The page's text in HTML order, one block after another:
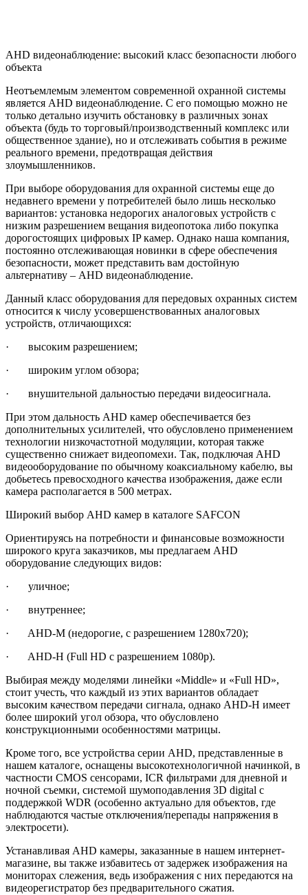
AHD видеонаблюдение: высокий класс безопасности любого
объекта
Неотъемлемым элементом современной охранной системы
является AHD видеонаблюдение. С его помощью можно не
только детально изучить обстановку в различных зонах
объекта (будь то торговый/производственный комплекс или
общественное здание), но и отслеживать события в режиме
реального времени, предотвращая действия
злоумышленников.
При выборе оборудования для охранной системы еще до
недавнего времени у потребителей было лишь несколько
вариантов: установка недорогих аналоговых устройств с
низким разрешением вещания видеопотока либо покупка
дорогостоящих цифровых IP камер. Однако наша компания,
постоянно отслеживающая новинки в сфере обеспечения
безопасности, может представить вам достойную
альтернативу – AHD видеонаблюдение.
Данный класс оборудования для передовых охранных систем
относится к числу усовершенствованных аналоговых
устройств, отличающихся:
· высоким разрешением;
· широким углом обзора;
· внушительной дальностью передачи видеосигнала.
При этом дальность AHD камер обеспечивается без
дополнительных усилителей, что обусловлено применением
технологии низкочастотной модуляции, которая также
существенно снижает видеопомехи. Так, подключая AHD
видеооборудование по обычному коаксиальному кабелю, вы
добьетесь превосходного качества изображения, даже если
камера располагается в 500 метрах.
Широкий выбор AHD камер в каталоге SAFCON
Ориентируясь на потребности и финансовые возможности
широкого круга заказчиков, мы предлагаем AHD
оборудование следующих видов:
· уличное;
· внутреннее;
· AHD-M (недорогие, с разрешением 1280х720);
· AHD-H (Full HD с разрешением 1080р).
Выбирая между моделями линейки «Middle» и «Full HD»,
стоит учесть, что каждый из этих вариантов обладает
высоким качеством передачи сигнала, однако AHD-H имеет
более широкий угол обзора, что обусловлено
конструкционными особенностями матрицы.
Кроме того, все устройства серии AHD, представленные в
нашем каталоге, оснащены высокотехнологичной начинкой, в
частности CMOS сенсорами, ICR фильтрами для дневной и
ночной съемки, системой шумоподавления 3D digital с
поддержкой WDR (особенно актуально для объектов, где
наблюдаются частые отключения/перепады напряжения в
электросети).
Устанавливая AHD камеры, заказанные в нашем интернет-
магазине, вы также избавитесь от задержек изображения на
мониторах слежения, ведь изображения с них передаются на
видеорегистратор без предварительного сжатия.